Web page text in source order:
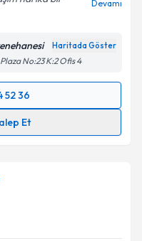
Devamı
Haritada Göster
No:23 K:2 Ofis 4
52 36
Et
e-posta ile